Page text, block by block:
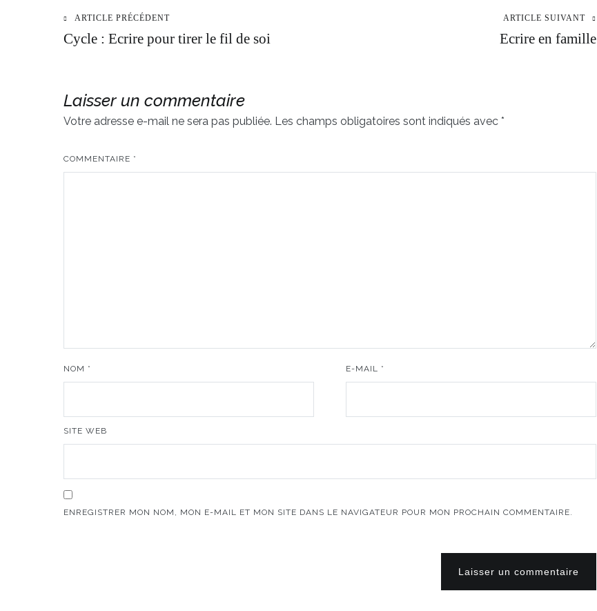
Navigation
l’article
ARTICLE PRÉCÉDENT
Cycle : Ecrire pour tirer le fil de soi
ARTICLE SUIVANT
Ecrire en famille
Laisser un commentaire
Votre adresse e-mail ne sera pas publiée. Les champs obligatoires sont indiqués avec *
COMMENTAIRE *
NOM * E-MAIL *
SITE WEB
ENREGISTRER MON NOM, MON E-MAIL ET MON SITE DANS LE NAVIGATEUR POUR MON PROCHAIN COMMENTAIRE.
Laisser un commentaire